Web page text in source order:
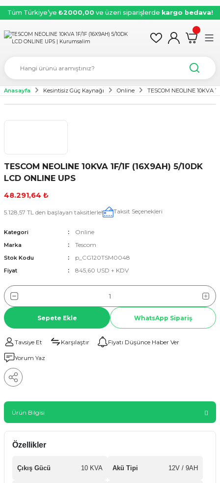
Tüm Türkiye’ye ₺2000,00 ve üzeri siparişlerde kargo bedava!
Anasayfa Kesintisiz Güç Kaynağı Online TESCOM NEOLINE 10KVA
TESCOM NEOLINE 10KVA 1F/1F (16X9AH) 5/10DK
LCD ONLINE UPS
48.291,64 ₺
5.128,57 TL den başlayan taksitlerle! Taksit Seçenekleri
Kategori Online
Marka Tescom
Stok Kodu p_CG120TSM0048
Fiyat 845,60 USD + KDV
Sepete Ekle WhatsApp Sipariş
Tavsiye Et Karşılaştır Fiyatı Düşünce Haber Ver
Yorum Yaz
Ürün Bilgisi
Özellikler
Çıkış Gücü 10 KVA Akü Tipi 12V / 9AH